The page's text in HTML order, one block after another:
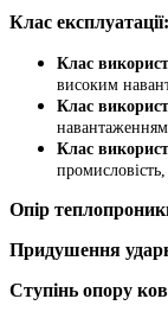
Клас експлуатації:
Клас
високим
Клас
навантаженням
Клас
Опір
Придушення
Ступінь опору